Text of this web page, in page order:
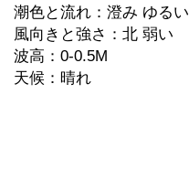
潮色と流れ：澄み ゆるい
風向きと強さ：北 弱い
波高：0-0.5M
天候：晴れ